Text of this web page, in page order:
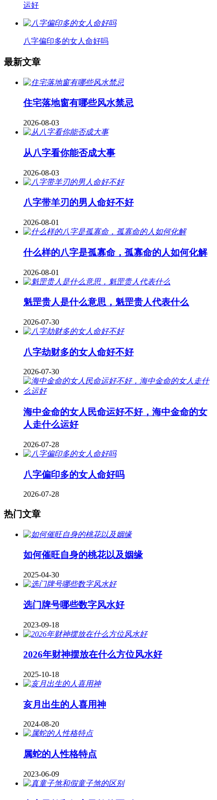
运好
八字偏印多的女人命好吗
最新文章
住宅落地窗有哪些风水禁忌
2026-08-03
从八字看你能否成大事
2026-08-03
八字带羊刃的男人命好不好
2026-08-01
什么样的八字是孤寡命，孤寡命的人如何化解
2026-08-01
魁罡贵人是什么意思，魁罡贵人代表什么
2026-07-30
八字劫财多的女人命好不好
2026-07-30
海中金命的女人民命运好不好，海中金命的女
人走什么运好
2026-07-28
八字偏印多的女人命好吗
2026-07-28
热门文章
如何催旺自身的桃花以及姻缘
2025-04-30
​选门牌号哪些数字风水好
2023-09-18
2026年财神摆放在什么方位风水好
2025-10-18
亥月出生的人喜用神
2024-08-20
属蛇的人性格特点
2023-06-09